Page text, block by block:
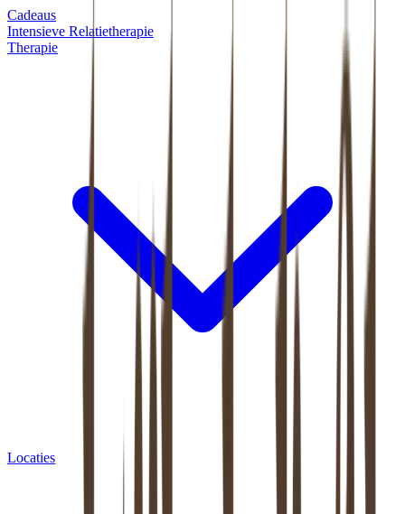
Cadeaus
Intensieve Relatietherapie
Therapie
Locaties